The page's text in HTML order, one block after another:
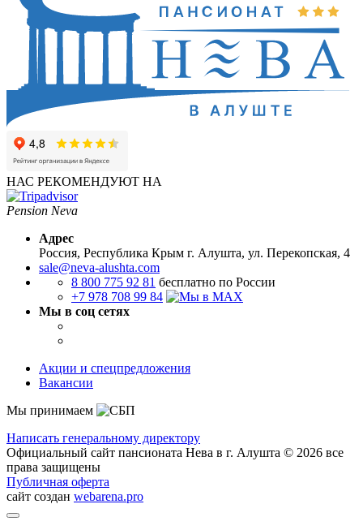
НАС РЕКОМЕНДУЮТ НА
Pension Neva
Адрес
Россия, Республика Крым г. Алушта, ул. Перекопская, 4
sale@neva-alushta.com
8 800 775 92 81 бесплатно по России
+7 978 708 99 84
Мы в соц сетях
Акции и спецпредложения
Вакансии
Мы принимаем
Написать генеральному директору
Официальный сайт пансионата Нева в г. Алушта © 2026 все
права защищены
Публичная оферта
сайт создан webarena.pro